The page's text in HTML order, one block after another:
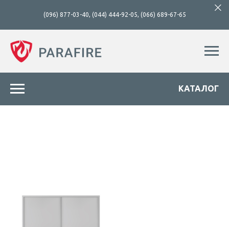
(096) 877-03-40, (044) 444-92-05, (066) 689-67-65
КАТАЛОГ